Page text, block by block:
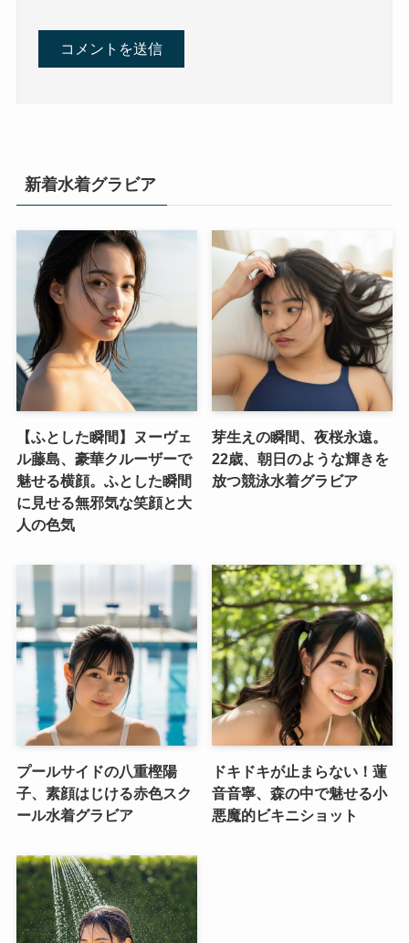
新着水着グラビア
【ふとした瞬間】ヌーヴェ
ル藤島、豪華クルーザーで
魅せる横顔。ふとした瞬間
に見せる無邪気な笑顔と大
人の色気
芽生えの瞬間、夜桜永遠。
22歳、朝日のような輝きを
放つ競泳水着グラビア
プールサイドの八重樫陽
子、素顔はじける赤色スク
ール水着グラビア
ドキドキが止まらない！蓮
音音寧、森の中で魅せる小
悪魔的ビキニショット